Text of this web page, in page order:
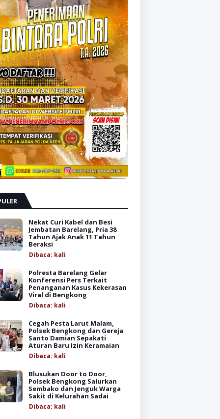
Nekat Curi Kabel dan Besi
Jembatan Barelang, Pria 38
Tahun Ajak Anak 11 Tahun
Beraksi
Dibaca: kali
Polresta Barelang Gelar
Konferensi Pers Terkait
Penanganan Kasus Kekerasan
Viral di Bengkong
Dibaca: kali
Cegah Pesta Larut Malam,
Polsek Bengkong dan Gereja
Santo Damian Sepakati
Aturan Baru Izin Keramaian
Dibaca: kali
Blusukan Door to Door,
Polsek Bengkong Salurkan
Sembako dan Jenguk Warga
Sakit di Kelurahan Sadai
Dibaca: kali